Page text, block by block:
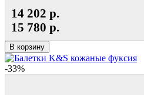
14 202 р.
15 780 р.
В корзину
-33%